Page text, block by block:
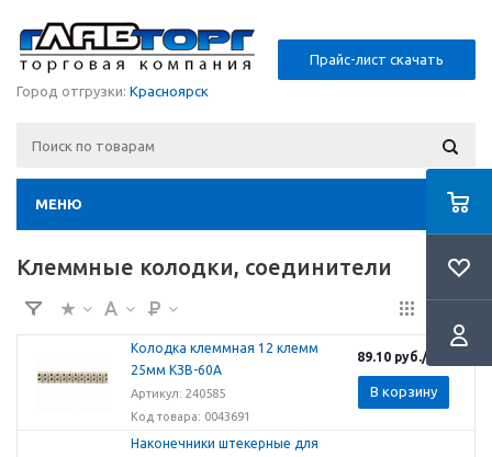
Прайс-лист скачать
Город отгрузки: Красноярск
МЕНЮ
Клеммные колодки, cоединители
Колодка клеммная 12 клемм
25мм КЗВ-60А
Артикул: 240585
Код товара: 0043691
89.10 руб./шт
В корзину
Наконечники штекерные для